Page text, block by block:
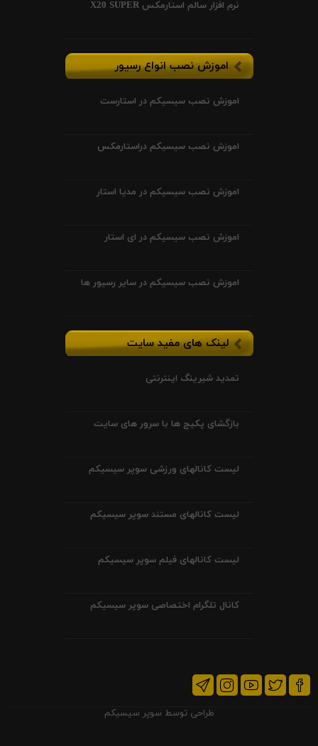
نرم افزار سالم استارمکس X20 SUPER
اموزش نصب انواع رسیور
اموزش نصب سیسیکم در استارست
اموزش نصب سیسیکم دراستارمکس
اموزش نصب سیسیکم در مدیا استار
اموزش نصب سیسیکم در ای استار
اموزش نصب سیسیکم در سایر رسیور ها
لینک های مفید سایت
تمدید شیرینگ اینترنتی
بازگشای پکیج ها با سرور های سایت
لیست کانالهای ورزشی سوپر سیسیکم
لیست کانالهای مستند سوپر سیسیکم
لیست کانالهای فیلم سوپر سیسیکم
کانال تلگرام اختصاصی سوپر سیسیکم
طراحی توسط سوپر سیسیکم